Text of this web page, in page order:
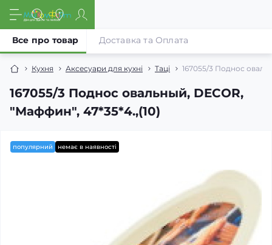
Кухня Аксесуари для кухні Таці 167055/3 Поднос
167055/3 Поднос овальный, DECOR,
"Маффин", 47*35*4.,(10)
Все про товар Доставка та Оплата
популярний немає в наявності